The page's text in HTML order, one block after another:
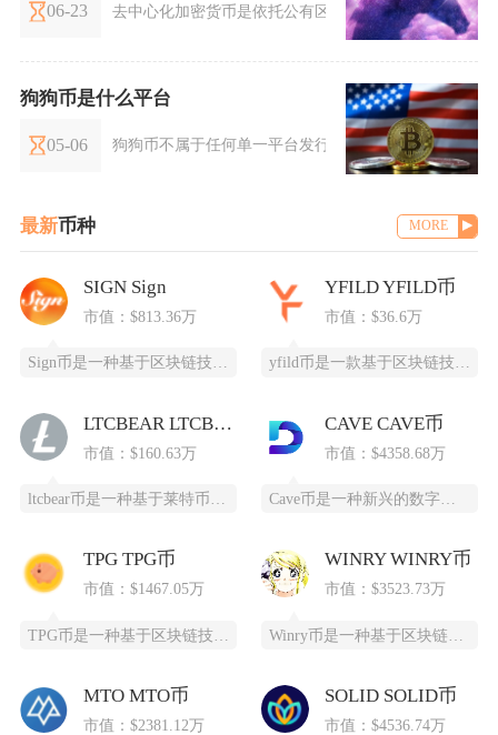
06-23 去中心化加密货币是依托公有区块链、密码学与分布式
狗狗币是什么平台
05-06 狗狗币不属于任何单一平台发行，它是基于独立区块链
最新币种 MORE
SIGN Sign
市值：$813.36万
Sign币是一种基于区块链技术的加密货币，由SIGN团队推出，改善数字资产领域的安全性和用
YFILD YFILD币
市值：$36.6万
yfild币是一款基于区块链技术的创新型数字货币，通过去中心化的智能合约系统为用户提供安全
LTCBEAR LTCBEAR币
市值：$160.63万
CAVE CAVE币
市值：$4358.68万
Cave币是一种新兴的数字加密货币，基于区块链技术开发，为特定领域提供高效、安全的支付和价
TPG TPG币
市值：$1467.05万
WINRY WINRY币
市值：$3523.73万
MTO MTO币
市值：$2381.12万
SOLID SOLID币
市值：$4536.74万